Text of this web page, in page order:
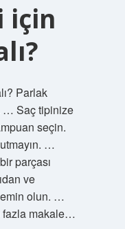
için
Parlak
… Saç tipinize
seçin.
…
parçası
ve
olun. …
fazla makale…